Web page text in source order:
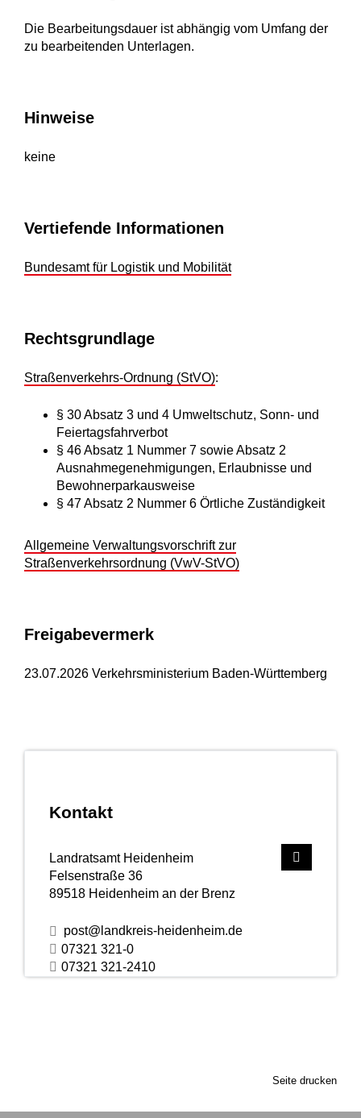
Kontakt
Landratsamt Heidenheim
Felsenstraße 36
89518 Heidenheim an der Brenz
post@landkreis-heidenheim.de
07321 321-0
07321 321-2410
Die Bearbeitungsdauer ist abhängig vom Umfang der
zu bearbeitenden Unterlagen.
Hinweise
keine
Vertiefende Informationen
Bundesamt für Logistik und Mobilität
Rechtsgrundlage
Straßenverkehrs-Ordnung (StVO):
§ 30 Absatz 3 und 4 Umweltschutz, Sonn- und
Feiertagsfahrverbot
§ 46 Absatz 1 Nummer 7 sowie Absatz 2
Ausnahmegenehmigungen, Erlaubnisse und
Bewohnerparkausweise
§ 47 Absatz 2 Nummer 6 Örtliche Zuständigkeit
Allgemeine Verwaltungsvorschrift zur
Straßenverkehrsordnung (VwV-StVO)
Freigabevermerk
23.07.2026 Verkehrsministerium Baden-Württemberg
Seite drucken